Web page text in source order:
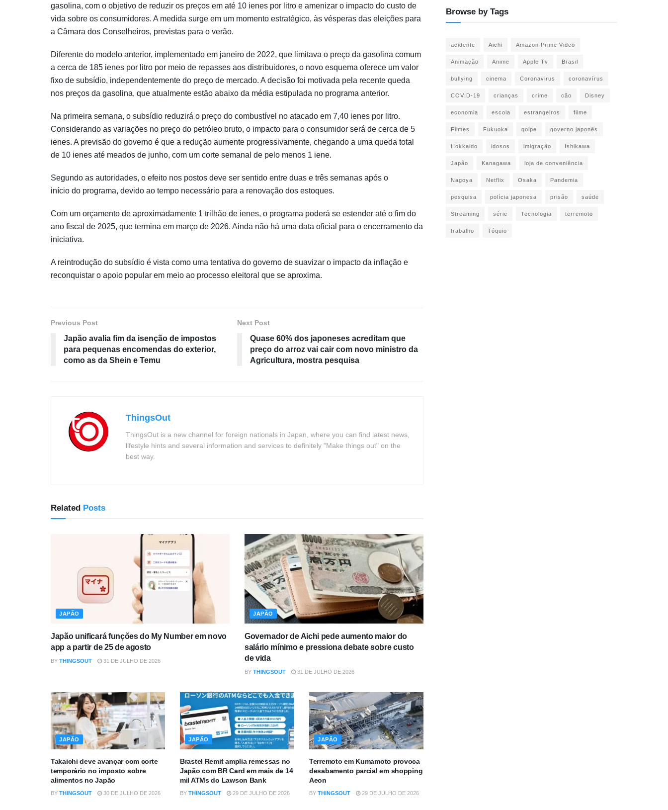
gasolina, com o objetivo de reduzir os preços em até 10 ienes por litro e amenizar o impacto do custo de
vida sobre os consumidores. A medida surge em um momento estratégico, às vésperas das eleições para
a Câmara dos Conselheiros, previstas para o verão.
Diferente do modelo anterior, implementado em janeiro de 2022, que limitava o preço da gasolina comum
a cerca de 185 ienes por litro por meio de repasses aos distribuidores, o novo esquema oferece um valor
fixo de subsídio, independentemente do preço de mercado. A decisão foi motivada pela recente queda
nos preços da gasolina, que atualmente estão abaixo da média estipulada no programa anterior.
Na primeira semana, o subsídio reduzirá o preço do combustível no atacado em 7,40 ienes por litro.
Considerando as variações no preço do petróleo bruto, o impacto para o consumidor será de cerca de 5
ienes. A previsão do governo é que a redução aumente progressivamente, chegando a uma queda total
de 10 ienes até meados de junho, com um corte semanal de pelo menos 1 iene.
Segundo as autoridades, o efeito nos postos deve ser sentido entre duas e três semanas após o
início do programa, devido ao tempo necessário para a renovação dos estoques.
Com um orçamento de aproximadamente 1 trilhão de ienes, o programa poderá se estender até o fim do
ano fiscal de 2025, que termina em março de 2026. Ainda não há uma data oficial para o encerramento da
iniciativa.
A reintrodução do subsídio é vista como uma tentativa do governo de suavizar o impacto da inflação e
reconquistar o apoio popular em meio ao processo eleitoral que se aproxima.
Previous Post
Japão avalia fim da isenção de impostos
para pequenas encomendas do exterior,
como as da Shein e Temu
Next Post
Quase 60% dos japoneses acreditam que
preço do arroz vai cair com novo ministro da
Agricultura, mostra pesquisa
ThingsOut
ThingsOut is a new channel for foreign nationals in Japan, where you can find latest news,
lifestyle hints and several information and services to definitely "Make things out" on the
best way.
Related Posts
JAPÃO
Japão unificará funções do My Number em novo
app a partir de 25 de agosto
BY THINGSOUT 31 DE JULHO DE 2026
JAPÃO
Governador de Aichi pede aumento maior do
salário mínimo e pressiona debate sobre custo
de vida
BY THINGSOUT 31 DE JULHO DE 2026
JAPÃO
Takaichi deve avançar com corte
temporário no imposto sobre
alimentos no Japão
BY THINGSOUT 30 DE JULHO DE 2026
JAPÃO
Brastel Remit amplia remessas no
Japão com BR Card em mais de 14
mil ATMs do Lawson Bank
BY THINGSOUT 29 DE JULHO DE 2026
JAPÃO
Terremoto em Kumamoto provoca
desabamento parcial em shopping
Aeon
BY THINGSOUT 29 DE JULHO DE 2026
Browse by Tags
acidente Aichi Amazon Prime Video
Animação Anime Apple Tv Brasil
bullying cinema Coronavirus coronavírus
COVID-19 crianças crime cão Disney
economia escola estrangeiros filme
Filmes Fukuoka golpe governo japonês
Hokkaido idosos imigração Ishikawa
Japão Kanagawa loja de conveniência
Nagoya Netflix Osaka Pandemia
pesquisa polícia japonesa prisão saúde
Streaming série Tecnologia terremoto
trabalho Tóquio